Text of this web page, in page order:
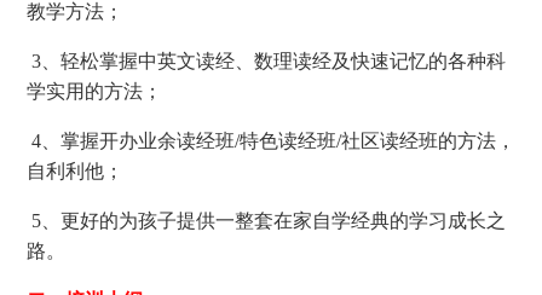
教学方法；
3、轻松掌握中英文读经、数理读经及快速记忆的各种科
学实用的方法；
4、掌握开办业余读经班/特色读经班/社区读经班的方法，
自利利他；
5、更好的为孩子提供一整套在家自学经典的学习成长之
路。